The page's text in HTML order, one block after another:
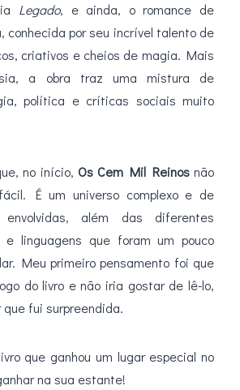
Legado, e ainda, o romance de
conhecida por seu incrível talento de
criativos e cheios de magia. Mais
a obra traz uma mistura de
política e críticas sociais muito
no início, Os Cem Mil Reinosnão
É um universo complexo e de
além das diferentes
e linguagens que foram um pouco
Meu primeiro pensamento foi que
do livro e não iria gostar de lê-lo,
fui surpreendida.
que ganhou um lugar especial no
na sua estante!